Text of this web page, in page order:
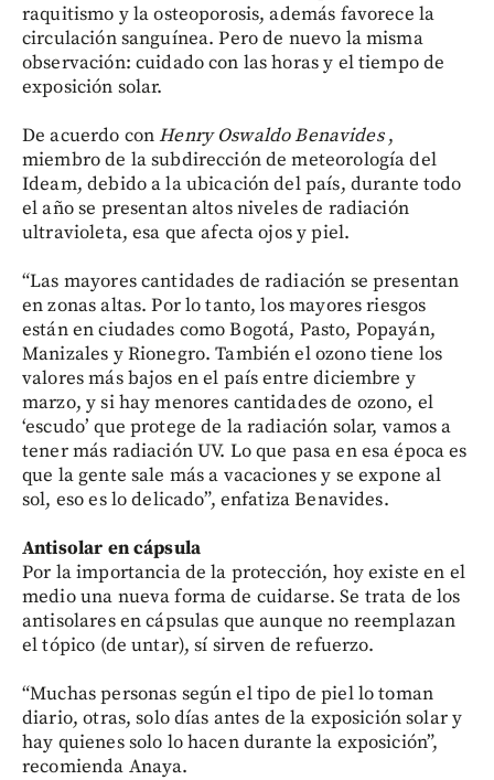
raquitismo y la osteoporosis, además favorece la
circulación sanguínea. Pero de nuevo la misma
observación: cuidado con las horas y el tiempo de
exposición solar.
De acuerdo conHenry Oswaldo Benavides,
miembro de la subdirección de meteorología del
Ideam, debido a la ubicación del país, durante todo
el año se presentan altos niveles de radiación
ultravioleta, esa que afecta ojos y piel.
“Las mayores cantidades de radiación se presentan
en zonas altas. Por lo tanto, los mayores riesgos
están en ciudades como Bogotá, Pasto, Popayán,
Manizales y Rionegro. También el ozono tiene los
valores más bajos en el país entre diciembre y
marzo, y si hay menores cantidades de ozono, el
‘escudo’ que protege de la radiación solar, vamos a
tener más radiación UV. Lo que pasa en esa época es
que la gente sale más a vacaciones y se expone al
sol, eso es lo delicado”, enfatiza Benavides.
Antisolar en cápsula
Por la importancia de la protección, hoy existe en el
medio una nueva forma de cuidarse. Se trata de los
antisolares en cápsulas que aunque no reemplazan
el tópico (de untar), sí sirven de refuerzo.
“Muchas personas según el tipo de piel lo toman
diario, otras, solo días antes de la exposición solar y
hay quienes solo lo hacen durante la exposición”,
recomienda Anaya.